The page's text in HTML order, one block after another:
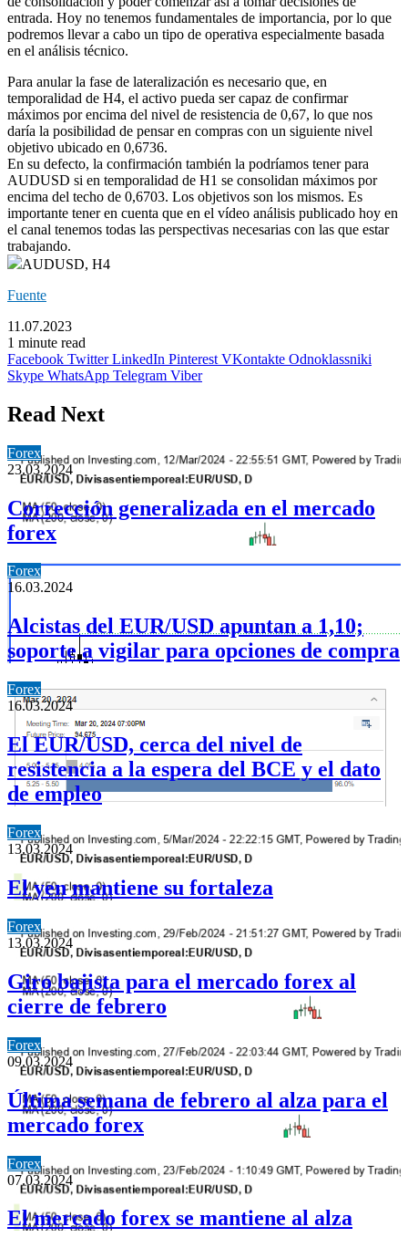
entrada. Hoy no tenemos fundamentales de importancia, por lo que
podremos llevar a cabo un tipo de operativa especialmente basada
en el análisis técnico.
Para anular la fase de lateralización es necesario que, en
temporalidad de H4, el activo pueda ser capaz de confirmar
máximos por encima del nivel de resistencia de 0,67, lo que nos
daría la posibilidad de pensar en compras con un siguiente nivel
objetivo ubicado en 0,6736.
En su defecto, la confirmación también la podríamos tener para
AUDUSD si en temporalidad de H1 se consolidan máximos por
encima del techo de 0,6703. Los objetivos son los mismos. Es
importante tener en cuenta que en el vídeo análisis publicado hoy en
el canal tenemos todas las perspectivas necesarias con las que estar
trabajando.
AUDUSD, H4
Fuente
11.07.2023
1 minute read
Facebook Twitter LinkedIn Pinterest VKontakte Odnoklassniki
Skype WhatsApp Telegram Viber
Read Next
Forex
23.03.2024
Corrección generalizada en el mercado
forex
Forex
16.03.2024
Alcistas del EUR/USD apuntan a 1,10;
soporte a vigilar para opciones de compra
Forex
16.03.2024
El EUR/USD, cerca del nivel de
resistencia a la espera del BCE y el dato
de empleo
Forex
13.03.2024
El yen mantiene su fortaleza
Forex
13.03.2024
Giro bajista para el mercado forex al
cierre de febrero
Forex
09.03.2024
Última semana de febrero al alza para el
mercado forex
Forex
07.03.2024
El mercado forex se mantiene al alza